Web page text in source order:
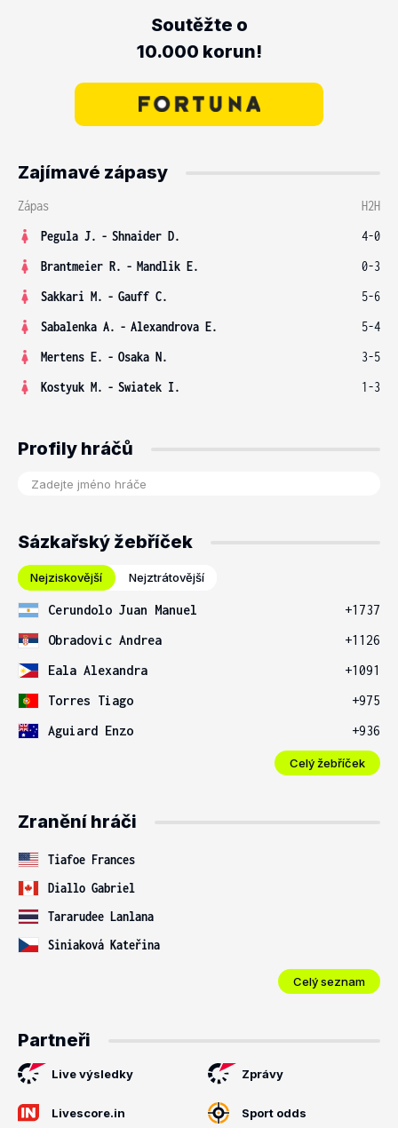
Soutěžte o
10.000 korun!
Zajímavé zápasy
Zápas
H2H
Pegula J. - Shnaider D.
4-0
Brantmeier R. - Mandlik E.
0-3
Sakkari M. - Gauff C.
5-6
Sabalenka A. - Alexandrova E.
5-4
Mertens E. - Osaka N.
3-5
Kostyuk M. - Swiatek I. 1-3
Profily hráčů
Sázkařský žebříček
Nejziskovější Nejztrátovější
Cerundolo Juan Manuel
+1737
Obradovic Andrea
+1126
Eala Alexandra
+1091
Torres Tiago
+975
Aguiard Enzo
+936
Celý žebříček
Zranění hráči
Tiafoe Frances
Diallo Gabriel
Tararudee Lanlana
Siniaková Kateřina
Celý seznam
Partneři
Live výsledky Zprávy
Livescore.in Sport odds